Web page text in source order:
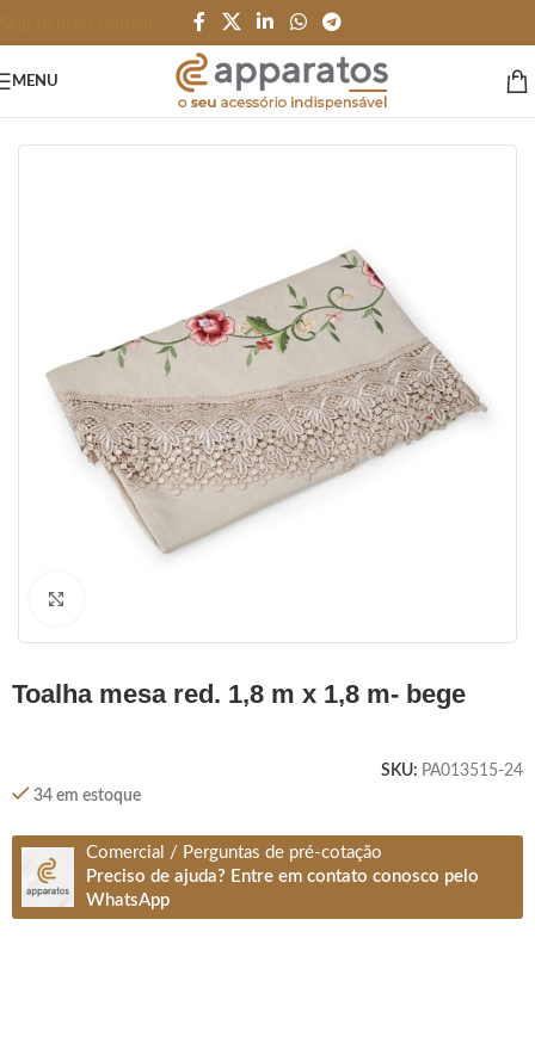
MENU
toalha mesa red. 1,8 m x 1,8 m- bege
SKU: PA013515-24
34 em estoque
Comercial / Perguntas de pré-cotação
Preciso de ajuda? Entre em contato conosco pelo
WhatsApp